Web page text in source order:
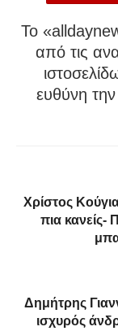
To
από τις
ευθύνη
Χρίστος
πια κανείς-
Δημήτρης
ισχυρός